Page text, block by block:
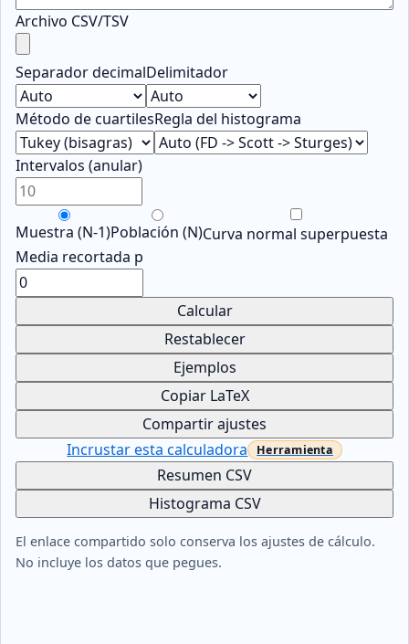
Archivo CSV/TSV
Separador decimalDelimitador
Método de cuartilesRegla del histograma
Intervalos (anular)
Muestra (N-1)Población (N)Curva normal superpuesta
Media recortada p
Calcular
Restablecer
Ejemplos
Copiar LaTeX
Compartir ajustes
Incrustar esta calculadora
Resumen CSV
Histograma CSV
El enlace compartido solo conserva los ajustes de cálculo.
No incluye los datos que pegues.